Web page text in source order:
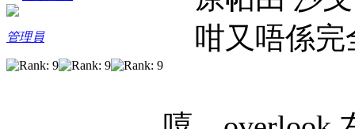
管理員
咁又唔係完